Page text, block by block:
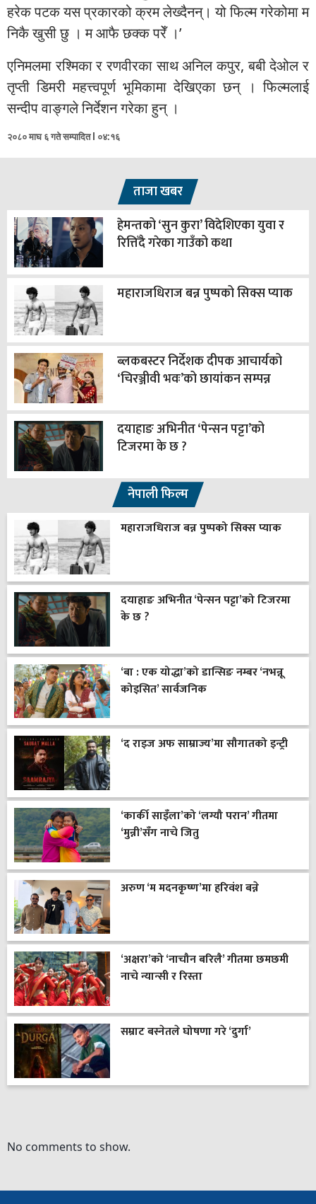
हरेक पटक यस प्रकारको क्रम लेख्दैनन्। यो फिल्म गरेकोमा म
निकै खुसी छु । म आफै छक्क परेँ ।’
एनिमलमा रश्मिका र रणवीरका साथ अनिल कपुर, बबी देओल र
तृप्ती डिमरी महत्त्वपूर्ण भूमिकामा देखिएका छन् । फिल्मलाई
सन्दीप वाङ्गले निर्देशन गरेका हुन् ।
२०८० माघ ६ गते सम्पादित l ०४:१६
ताजा खबर
हेमन्तको ‘सुन कुरा’ विदेशिएका युवा र
रित्तिँदै गरेका गाउँको कथा
महाराजधिराज बन्न पुष्पको सिक्स प्याक
ब्लकबस्टर निर्देशक दीपक आचार्यको
‘चिरञ्जीवी भवः’को छायांकन सम्पन्न
दयाहाङ अभिनीत ‘पेन्सन पट्टा’को
टिजरमा के छ ?
नेपाली फिल्म
महाराजधिराज बन्न पुष्पको सिक्स प्याक
दयाहाङ अभिनीत ‘पेन्सन पट्टा’को टिजरमा
के छ ?
‘बा : एक योद्धा’को डान्सिङ नम्बर ‘नभन्नू
कोइसित’ सार्वजनिक
‘द राइज अफ साम्राज्य’मा सौगातको इन्ट्री
‘कार्की साइँला’को ‘लग्यौ परान’ गीतमा
‘मुन्नी’सँग नाचे जितु
अरुण ‘म मदनकृष्ण’मा हरिवंश बन्ने
‘अक्षरा’को ‘नाचौन बरिलै’ गीतमा छमछमी
नाचे न्यान्सी र रिस्ता
सम्राट बस्नेतले घोषणा गरे ‘दुर्गा’
No comments to show.